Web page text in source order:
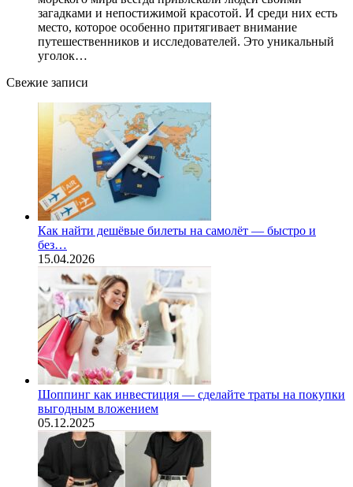
загадками и непостижимой красотой. И среди них есть
место, которое особенно притягивает внимание
путешественников и исследователей. Это уникальный
уголок…
Свежие записи
Как найти дешёвые билеты на самолёт — быстро и
без…
15.04.2026
Шоппинг как инвестиция — сделайте траты на покупки
выгодным вложением
05.12.2025